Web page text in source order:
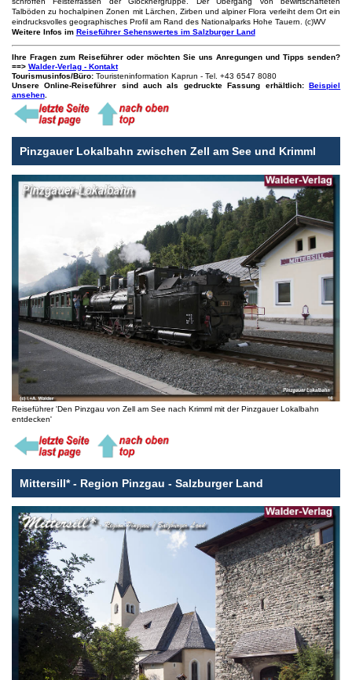
Talböden zu hochalpinen Zonen mit Lärchen, Zirben und alpiner Flora verleiht dem Ort ein
eindrucksvolles geographisches Profil am Rand des Nationalparks Hohe Tauern. (c)WV
Weitere Infos im Reiseführer Sehenswertes im Salzburger Land
Ihre Fragen zum Reiseführer oder möchten Sie uns Anregungen und Tipps senden?
==> Walder-Verlag - Kontakt
Tourismusinfos/Büro:Touristeninformation Kaprun - Tel. +43 6547 8080
Unsere Online-Reiseführer sind auch als gedruckte Fassung erhältlich:Beispiel
ansehen.
Pinzgauer Lokalbahn zwischen Zell am See und Krimml
Reiseführer 'Den Pinzgau von Zell am See nach Krimml mit der Pinzgauer Lokalbahn
entdecken'
Mittersill* - Region Pinzgau - Salzburger Land